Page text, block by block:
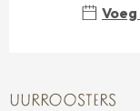
UURROOSTERS